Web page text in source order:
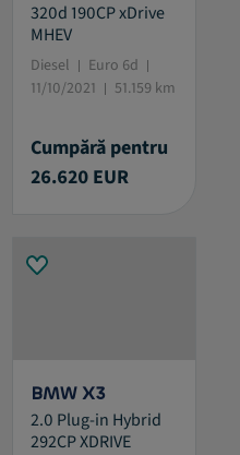
320d 190CP xDrive
MHEV
Diesel
Euro 6d
11/10/2021
51.159 km
Cumpără pentru
26.620 EUR
BMW X3
2.0 Plug-in Hybrid
292CP XDRIVE